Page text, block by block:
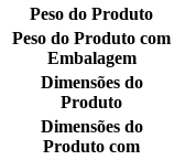
Peso do Produto
Peso do Produto com
Embalagem
Dimensões do
Produto
Dimensões do
Produto com